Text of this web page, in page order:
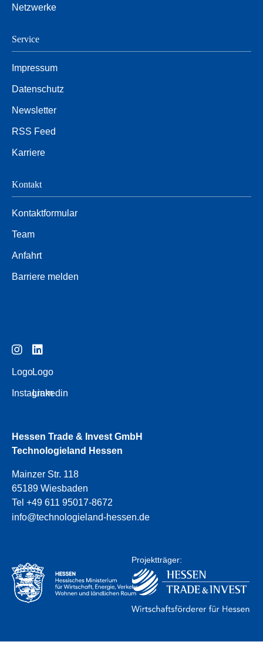
Netzwerke
Service
Impressum
Datenschutz
Newsletter
RSS Feed
Karriere
Kontakt
Kontaktformular
Team
Anfahrt
Barriere melden
Logo
Instagram
Logo
Linkedin
Hessen Trade & Invest GmbH
Technologieland Hessen
Mainzer Str. 118
65189 Wiesbaden
Tel +49 611 95017-8672
info@technologieland-hessen.de
Projektträger: